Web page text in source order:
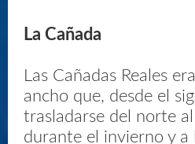
La Cañada
Las Cañadas Reales
ancho que, desde el
trasladarse del norte
durante el invierno y a